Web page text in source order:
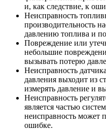
и, как следствие, к
Неисправность
производительность
давлению топлива и
Повреждение или
небольшие
вызывать потерю
Неисправность
давления выходит из
измерять давление и
Неисправность
является частью
неисправность может
ошибке.